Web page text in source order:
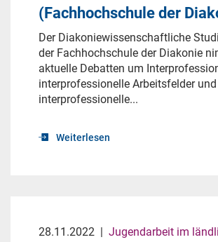
(Fachhochschule der
Der Diakoniewissenschaftliche
der Fachhochschule der Diakonie
aktuelle Debatten um
interprofessionelle Arbeitsfelder
interprofessionelle...
Weiterlesen
28.11.2022 | Jugendarbeit im